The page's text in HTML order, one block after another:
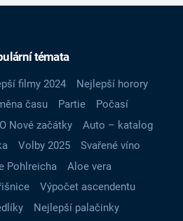
témata
filmy 2024
Nejlepší horory
času Partie
Počasí
Nové začátky
Auto – katalog
Volby 2025
Svařené víno
Pohlreicha
Aloe vera
Výpočet ascendentu
Nejlepší palačinky